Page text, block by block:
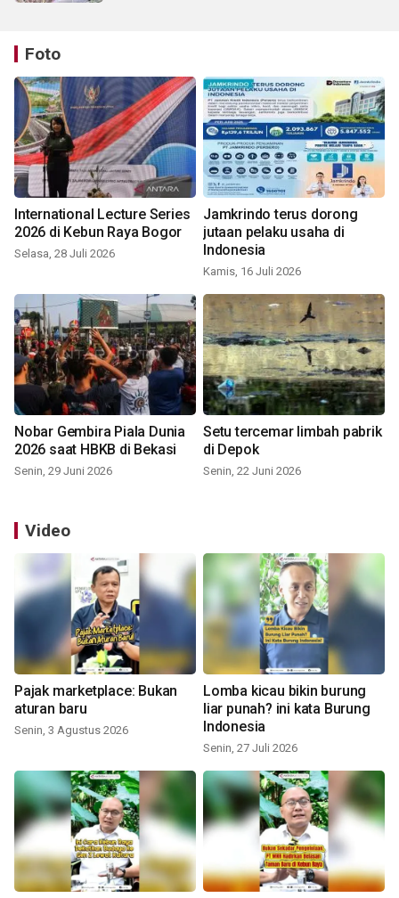
Foto
International Lecture Series
2026 di Kebun Raya Bogor
Selasa, 28 Juli 2026
Jamkrindo terus dorong
jutaan pelaku usaha di
Indonesia
Kamis, 16 Juli 2026
Nobar Gembira Piala Dunia
2026 saat HBKB di Bekasi
Senin, 29 Juni 2026
Setu tercemar limbah pabrik
di Depok
Senin, 22 Juni 2026
Video
Pajak marketplace: Bukan
aturan baru
Senin, 3 Agustus 2026
Lomba kicau bikin burung
liar punah? ini kata Burung
Indonesia
Senin, 27 Juli 2026